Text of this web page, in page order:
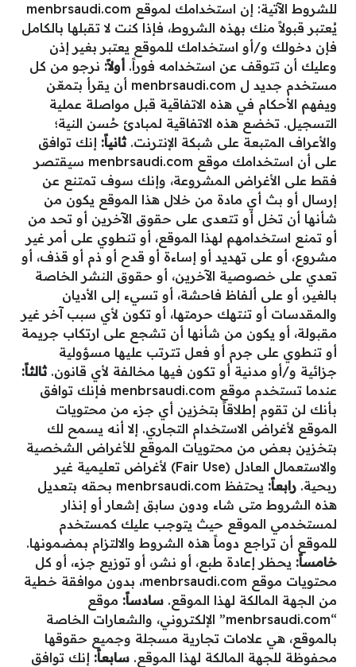
للشروط الآتية: إن استخدامك لموقع menbrsaudi.com
يُعتبر قبولاً منك بهذه الشروط، فإذا كنت لا تقبلها بالكامل
فإن دخولك و/أو استخدامك للموقع يعتبر بغير إذن
وعليك أن تتوقف عن استخدامه فوراً. أولاً: نرجو من كل
مستخدم جديد ل menbrsaudi.com أن يقرأ بتمعّن
ويفهم الأحكام في هذه الاتفاقية قبل مواصلة عملية
التسجيل. تخضع هذه الاتفاقية لمبادئ حُسن النية؛
والأعراف المتبعة على شبكة الإنترنت.‏ثانياً: إنك توافق
على أن استخدامك موقع menbrsaudi.com سيقتصر
فقط على الأغراض المشروعة، وإنك سوف تمتنع عن
إرسال أو بث أي مادة من خلال هذا الموقع يكون من
شأنها أن تخل أو تتعدى على حقوق الآخرين أو تحد من
أو تمنع استخدامهم لهذا الموقع، أو تنطوي على أمر غير
مشروع، أو على تهديد أو إساءة أو قدح أو ذم أو قذف، أو
تعدي على خصوصية الآخرين، أو حقوق النشر الخاصة
بالغير، أو على ألفاظ فاحشة، أو تسيء إلى الأديان
والمقدسات أو تنتهك حرمتها، أو تكون لأي سبب آخر غير
مقبولة، أو يكون من شأنها أن تشجع على ارتكاب جريمة
أو تنطوي على جرم أو فعل تترتب عليها مسؤولية
جزائية و/أو مدنية أو تكون فيها مخالفة لأي قانون.ثالثاً:
عندما تستخدم موقع menbrsaudi.com فإنك توافق
بأنك لن تقوم إطلاقاً بتخزين أي جزء من محتويات
الموقع لأغراض الاستخدام التجاري. إلا أنه يسمح لك
بتخزين بعض من محتويات الموقع للأغراض الشخصية
والاستعمال العادل (Fair Use) لأغراض تعليمية غير
ربحية. رابعاً:
يحتفظ menbrsaudi.com بحقه بتعديل
هذه الشروط متى شاء ودون سابق إشعار أو إنذار
لمستخدمي الموقع حيث يتوجب عليك كمستخدم
للموقع أن تراجع دوماً هذه الشروط والالتزام بمضمونها.
خامساً: يحظر إعادة طبع، أو نشر، أو توزيع جزء، أو كل
محتويات موقع menbrsaudi.com، بدون موافقة خطية
من الجهة المالكة لهذا الموقع. سادساً: موقع
“menbrsaudi.com” الإلكتروني، والشعارات الخاصة
بالموقع، هي علامات تجارية مسجلة وجميع حقوقها
محفوظة للجهة المالكة لهذا الموقع. سابعاً: إنك توافق